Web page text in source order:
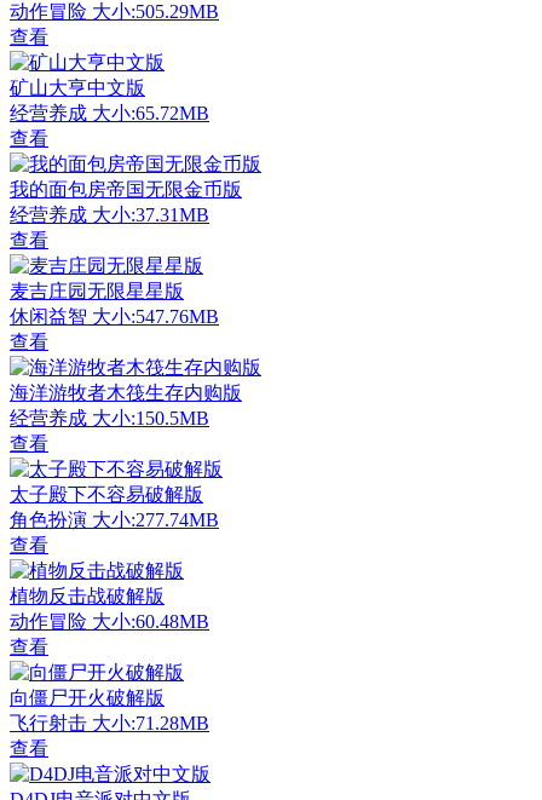
动作冒险 大小:505.29MB
查看
矿山大亨中文版
经营养成 大小:65.72MB
查看
我的面包房帝国无限金币版
经营养成 大小:37.31MB
查看
麦吉庄园无限星星版
休闲益智 大小:547.76MB
查看
海洋游牧者木筏生存内购版
经营养成 大小:150.5MB
查看
太子殿下不容易破解版
角色扮演 大小:277.74MB
查看
植物反击战破解版
动作冒险 大小:60.48MB
查看
向僵尸开火破解版
飞行射击 大小:71.28MB
查看